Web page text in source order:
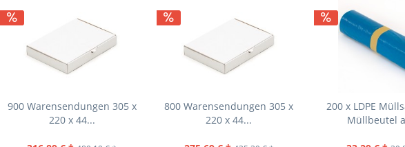
900 Warensendungen 305 x
220 x 44...
800 Warensendungen 305 x
220 x 44...
200 x LDPE
Müllbeutel